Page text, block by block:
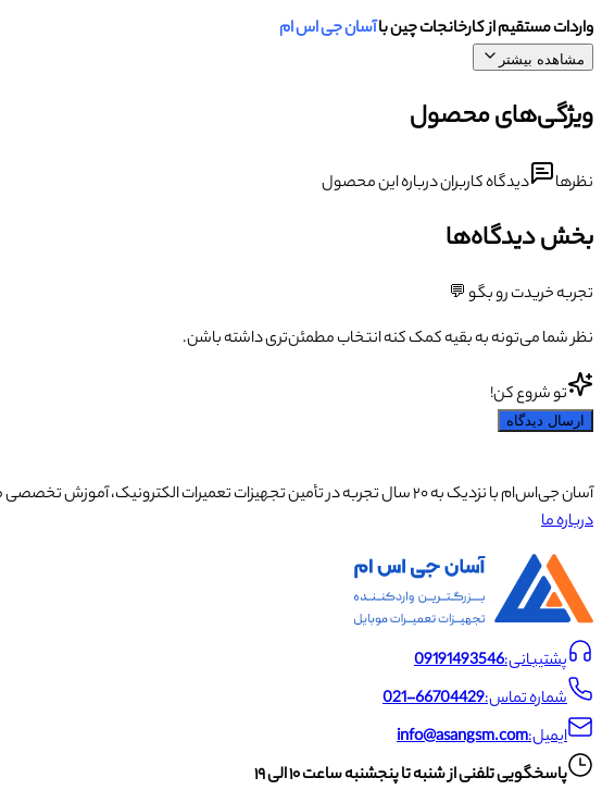
واردات مستقیم از کارخانجات چین باآسان جی اس ام
مشاهده بیشتر
ویژگی‌های محصول
نظرها دیدگاه کاربران درباره این محصول
بخش دیدگاه‌ها
تجربه خریدت رو بگو 💬
نظر شما می‌تونه به بقیه کمک کنه انتخاب مطمئن‌تری داشته باشن.
تو شروع کن!
ارسال دیدگاه
آسان جی‌اس‌ام با نزدیک به ۲۰ سال تجربه در تأمین تجهیزات تعمیرات الکترونیک، آموزش تخصصی موبایل و ارائه خدمات تعمیر تلفن همراه و لوازم جانبی، با تکیه بر تیمی حرفه‌ای، رضایت و اعتماد مشتریان را اولویت اصلی خود قرار داده است.
درباره ما
پشتیبانی:09191493546
شماره تماس:021-66704429
ایمیل:info@asangsm.com
پاسخگویی تلفنی از شنبه تا پنجشنبه ساعت ۱۰ الی ۱۹